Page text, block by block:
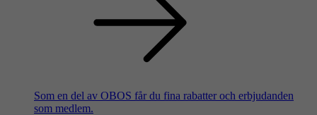
Som en del av OBOS får du fina rabatter och erbjudanden
som medlem.